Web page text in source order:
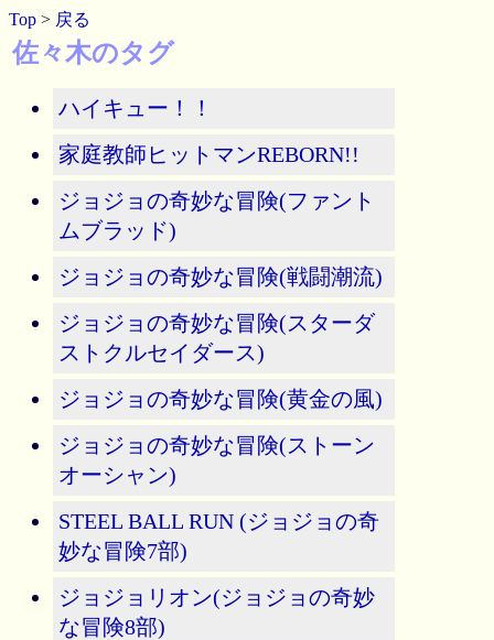
Top > 戻る
佐々木のタグ
ハイキュー！！
家庭教師ヒットマンREBORN!!
ジョジョの奇妙な冒険(ファント
ムブラッド)
ジョジョの奇妙な冒険(戦闘潮流)
ジョジョの奇妙な冒険(スターダ
ストクルセイダース)
ジョジョの奇妙な冒険(黄金の風)
ジョジョの奇妙な冒険(ストーン
オーシャン)
STEEL BALL RUN (ジョジョの奇
妙な冒険7部)
ジョジョリオン(ジョジョの奇妙
な冒険8部)